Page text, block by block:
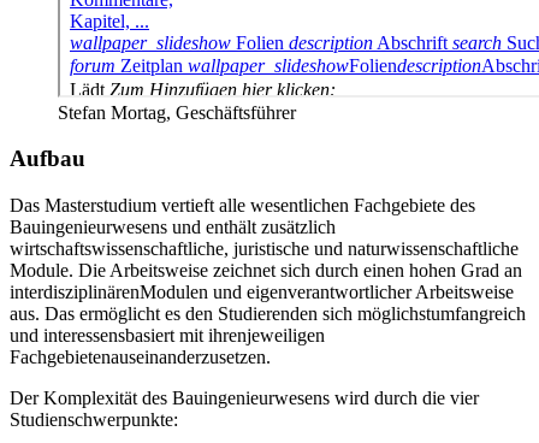
Stefan Mortag, Geschäftsführer
Aufbau
Das Masterstudium vertieft alle wesentlichen Fachgebiete des
Bauingenieurwesens und enthält zusätzlich
wirtschaftswissenschaftliche, juristische und naturwissenschaftliche
Module. Die Arbeitsweise zeichnet sich durch einen hohen Grad an
interdisziplinärenModulen und eigenverantwortlicher Arbeitsweise
aus. Das ermöglicht es den Studierenden sich möglichstumfangreich
und interessensbasiert mit ihrenjeweiligen
Fachgebietenauseinanderzusetzen.
Der Komplexität des Bauingenieurwesens wird durch die vier
Studienschwerpunkte: